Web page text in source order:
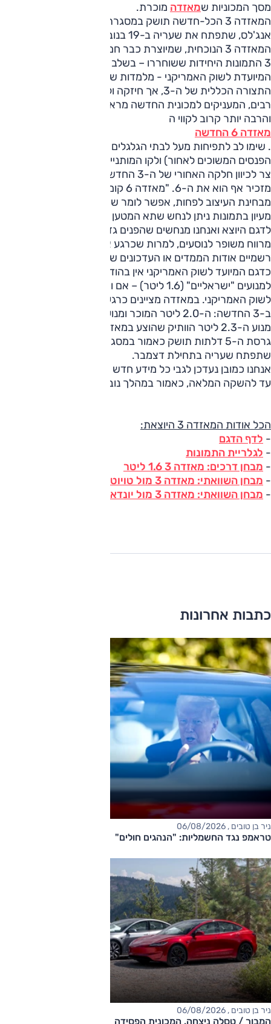
מסך המכוניות שמאזדה מוכרת.
המאזדה 3 הכל-חדשה תושק במסגרת תערוכת הרכב של לוס
אנג'לס, שתפתח את שעריה ב-19 בנובמבר. היא תחליף את
המאזדה 3 הנוכחית, שמיוצרת כבר חמש שנים.
3 התמונות היחידות ששוחררו – בשלב זה רק של גרסת הסדאן,
המיועדת לשוק האמריקני - מלמדות שמאזדה אמנם שימרה את
התצורה הכללית של ה-3, אך חיזקה וליטשה אלמנטים עיצוביים
רבים, המעניקים למכונית החדשה מראה אגרסיבי יותר, ספורטיבי
והרבה יותר קרוב לקווי ה
מאזדה 6 החדשה
. שימו לב לתפיחות מעל לבתי הגלגלים הקדמיים, לחזית (ובעיקר
הפנסים המשוכים לאחור) ולקו המותניים הגבוה וההולך ונעשה
צר לכיוון חלקה האחורי של ה-3 החדשה, כאשר זה האחרון
מזכיר אף הוא את ה-6. "מאזדה 6 קומפקטית"? על פניו נראה כי
מבחינת העיצוב לפחות, אפשר לומר שכן.
מעיון בתמונות ניתן לנחש שתא המטען תפח במעט בהשוואה
לדגם היוצא ואנחנו מנחשים שהפנים גדל אף הוא במעט, לטובת
מרווח משופר לנוסעים, למרות שכרגע אין בידינו כל פרטים
רשמיים אודות הממדים או העדכונים שבוצעו בתוך המכונית.
כדגם המיועד לשוק האמריקני אין בהודעה של מאזדה כל אזכור
למנועים "ישראליים" (1.6 ליטר) – אם וכאשר יוצעו כאלו מחוץ
מנוע ה-2.3 ליטר הוותיק שהוצע במאזדה 3 בארה"ב עד כה.
גרסת ה-5 דלתות תושק כאמור במסגרת תערוכת בולוניה,
שתפתח שעריה בתחילת דצמבר.
אנחנו כמובן נעדכן לגבי כל מידע חדש אודות מכונית חשובה זו,
עד להשקה המלאה, כאמור במהלך נובמבר הקרוב.
הכל אודות המאזדה 3 היוצאת:
- לדף הדגם
- לגלריית התמונות
- מבחן דרכים: מאזדה 3 1.6 ליטר
- מבחן השוואתי: מאזדה 3 מול טויוטה קורולה
- מבחן השוואתי: מאזדה 3 מול יונדאי i30
כתבות אחרונות
ניר בן טובים , 06/08/2026
טראמפ נגד החשמליות: "הנהגים חולים"
ניר בן טובים , 06/08/2026
המבוך / טסלה ניצחה. המכונית הפסידה